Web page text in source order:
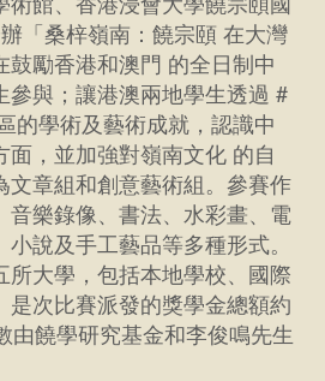
「桑梓嶺南：饒宗頤 在大灣
鼓勵香港和澳門 的全日制中
參與；讓港澳兩地學生透過 #
的學術及藝術成就，認識中
面，並加強對嶺南文化 的自
文章組和創意藝術組。參賽作
音樂錄像、書法、水彩畫、電
說及手工藝品等多種形式。
所大學，包括本地學校、國際
是次比賽派發的獎學金總額約
由饒學研究基金和李俊鳴先生